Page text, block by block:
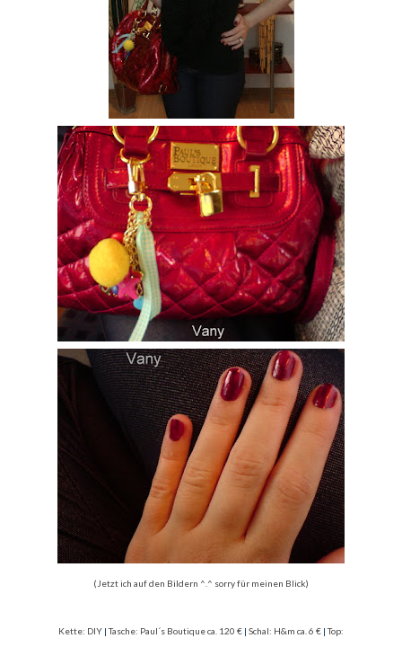
(Jetzt ich auf den Bildern ^.^ sorry für meinen Blick)
Kette: DIY |Tasche: Paul´s Boutique ca. 120 € | Schal: H&m ca. 6 € |Top: